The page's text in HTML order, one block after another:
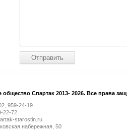
общество Спартак 2013- 2026. Все права
959-24-19
22-72
starostin.ru
набережная, 50